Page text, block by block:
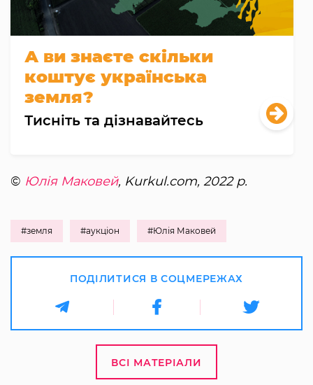
А ви знаєте скільки
коштує українська
земля?
Тисніть та дізнавайтесь
© Юлія Маковей, Kurkul.com, 2022 р.
#земля #аукціон #Юлія Маковей
ПОДІЛИТИСЯ В СОЦМЕРЕЖАХ
ВСІ МАТЕРІАЛИ